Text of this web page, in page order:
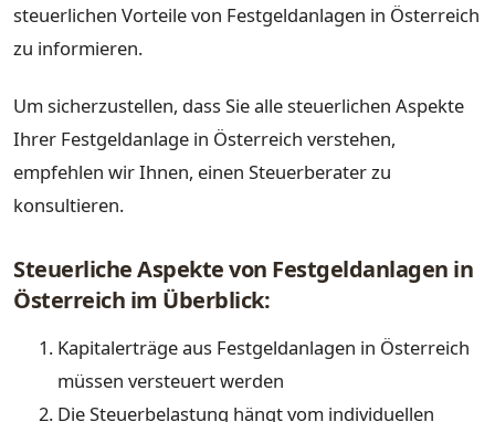
steuerlichen Vorteile von Festgeldanlagen in Österreich
zu informieren.
Um sicherzustellen, dass Sie alle steuerlichen Aspekte
Ihrer Festgeldanlage in Österreich verstehen,
empfehlen wir Ihnen, einen Steuerberater zu
konsultieren.
Steuerliche Aspekte von Festgeldanlagen in
Österreich im Überblick:
Kapitalerträge aus Festgeldanlagen in Österreich
müssen versteuert werden
Die Steuerbelastung hängt vom individuellen